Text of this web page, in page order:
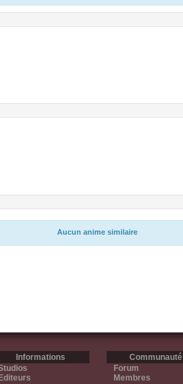
Aucun anime similaire
Informations
Communauté
Forum
Membres